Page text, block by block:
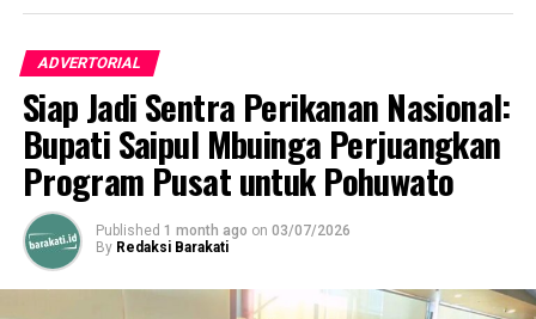
Polres Pohuwato yang dipimpin langsung oleh Kasat
Reskrim IPTU Renly H. Turangan, S.H. bergerak cepat
menyisir lokasi dan mendapati ekskavator tengah
beroperasi menyedot material tambang secara ilegal.
Selain alat berat, petugas menyita sederet barang bukti
operasional tambang ilegal, di antaranya mesin alkon,
karpet penyaring emas, pipa sambungan, selang
gabang, linggis, ember berisi sampel material tanah,
serta dua unit radio komunikasi (
ADVERTORIAL
Siap Jadi Sentra Perikanan Nasional:
Bupati Saipul Mbuinga Perjuangkan
Program Pusat untuk Pohuwato
Published 1 month ago on 03/07/2026
By Redaksi Barakati